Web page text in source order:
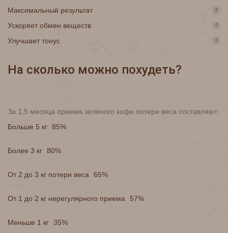
Максимальный результат
Ускоряет обмен веществ
Улучшает тонус
На сколько можно похудеть?
За 1,5 месяца приема зеленого кофе потери веса составляют:
Больше 5 кг 85%
Более 3 кг 80%
От 2 до 3 кг потери веса 65%
От 1 до 2 кг нерегулярного приема 57%
Меньше 1 кг 35%